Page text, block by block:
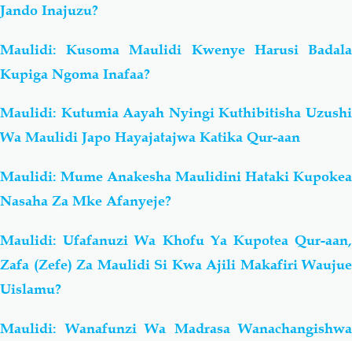
Jando Inajuzu?
Maulidi: Kusoma Maulidi Kwenye Harusi Badala
Kupiga Ngoma Inafaa?
Maulidi: Kutumia Aayah Nyingi Kuthibitisha Uzushi
Wa Maulidi Japo Hayajatajwa Katika Qur-aan
Maulidi: Mume Anakesha Maulidini Hataki Kupokea
Nasaha Za Mke Afanyeje?
Maulidi: Ufafanuzi Wa Khofu Ya Kupotea Qur-aan,
Zafa (Zefe) Za Maulidi Si Kwa Ajili Makafiri Waujue
Uislamu?
Maulidi: Wanafunzi Wa Madrasa Wanachangishwa